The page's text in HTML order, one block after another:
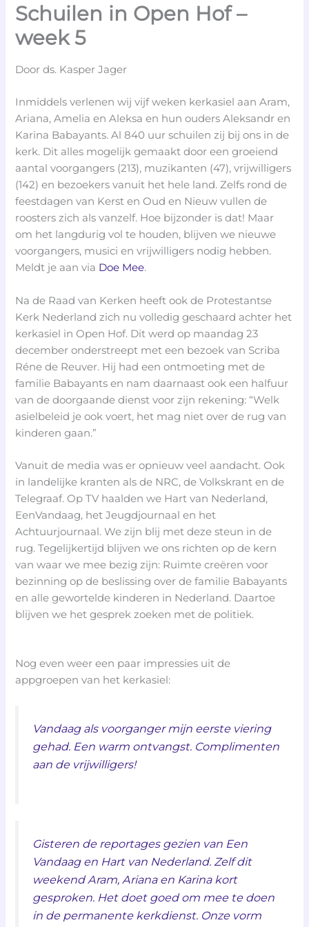
Schuilen in Open Hof –
week 5
Door ds. Kasper Jager
Inmiddels verlenen wij vijf weken kerkasiel aan Aram,
Ariana, Amelia en Aleksa en hun ouders Aleksandr en
Karina Babayants. Al 840 uur schuilen zij bij ons in de
kerk. Dit alles mogelijk gemaakt door een groeiend
aantal voorgangers (213), muzikanten (47), vrijwilligers
(142) en bezoekers vanuit het hele land. Zelfs rond de
feestdagen van Kerst en Oud en Nieuw vullen de
roosters zich als vanzelf. Hoe bijzonder is dat! Maar
om het langdurig vol te houden, blijven we nieuwe
voorgangers, musici en vrijwilligers nodig hebben.
Meldt je aan via Doe Mee.
Na de Raad van Kerken heeft ook de Protestantse
Kerk Nederland zich nu volledig geschaard achter het
kerkasiel in Open Hof. Dit werd op maandag 23
december onderstreept met een bezoek van Scriba
Réne de Reuver. Hij had een ontmoeting met de
familie Babayants en nam daarnaast ook een halfuur
van de doorgaande dienst voor zijn rekening: “Welk
asielbeleid je ook voert, het mag niet over de rug van
kinderen gaan.”
Vanuit de media was er opnieuw veel aandacht. Ook
in landelijke kranten als de NRC, de Volkskrant en de
Telegraaf. Op TV haalden we Hart van Nederland,
EenVandaag, het Jeugdjournaal en het
Achtuurjournaal. We zijn blij met deze steun in de
rug. Tegelijkertijd blijven we ons richten op de kern
van waar we mee bezig zijn: Ruimte creëren voor
bezinning op de beslissing over de familie Babayants
en alle gewortelde kinderen in Nederland. Daartoe
blijven we het gesprek zoeken met de politiek.
Nog even weer een paar impressies uit de
appgroepen van het kerkasiel:
Vandaag als voorganger mijn eerste viering
gehad. Een warm ontvangst. Complimenten
aan de vrijwilligers!
Gisteren de reportages gezien van Een
Vandaag en Hart van Nederland. Zelf dit
weekend Aram, Ariana en Karina kort
gesproken. Het doet goed om mee te doen
in de permanente kerkdienst. Onze vorm